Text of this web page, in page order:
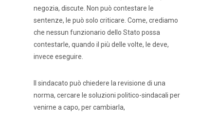
negozia, discute. Non può contestare le
sentenze, le può solo criticare. Come, crediamo
che nessun funzionario dello Stato possa
contestarle, quando il più delle volte, le deve,
invece eseguire.
Il sindacato può chiedere la revisione di una
norma, cercare le soluzioni politico-sindacali per
venirne a capo, per cambiarla,